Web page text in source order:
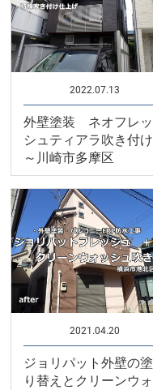
2022.07.13
外壁塗装 ネオフレッ
シュティアラ吹き付け
～川崎市多摩区
2021.04.20
ジョリパット外壁の塗
り替えとクリーンウォ